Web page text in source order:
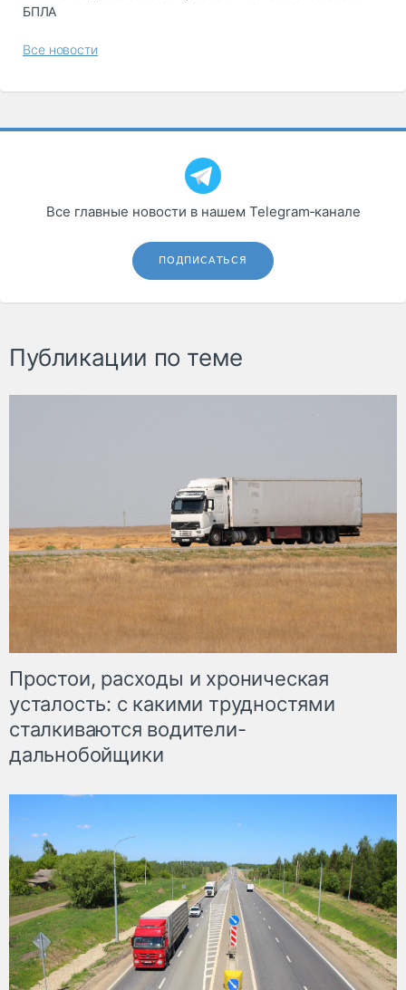
БПЛА
Все новости
Все главные новости в нашем Telegram‑канале
ПОДПИСАТЬСЯ
Публикации по теме
Простои, расходы и хроническая
усталость: с какими трудностями
сталкиваются водители-
дальнобойщики